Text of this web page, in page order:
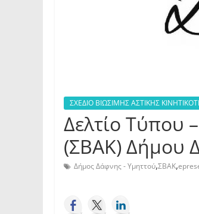
ΣΧΕΔΙΟ ΒΙΩΣΙΜΗΣ ΑΣΤΙΚΗΣ
Δελτίο Τύπου
(ΣΒΑΚ) Δήμου
Δήμος Δάφνης - Υμηττού,ΣΒΑΚ,